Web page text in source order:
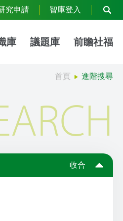
究申請 智庫登入
庫 議題庫 前瞻社福
首頁 進階搜尋
收合